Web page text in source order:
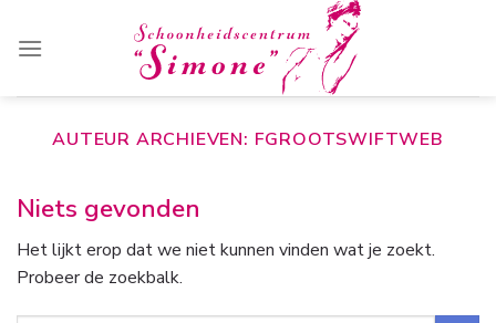
AUTEUR ARCHIEVEN: FGROOTSWIFTWEB
Niets gevonden
Het lijkt erop dat we niet kunnen vinden wat je zoekt.
Probeer de zoekbalk.